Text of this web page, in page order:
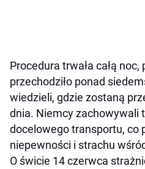
Procedura trwała całą
przechodziło ponad
wiedzieli, gdzie zostaną
dnia. Niemcy zachowywali
docelowego transportu, co
niepewności i strachu
O świcie 14 czerwca